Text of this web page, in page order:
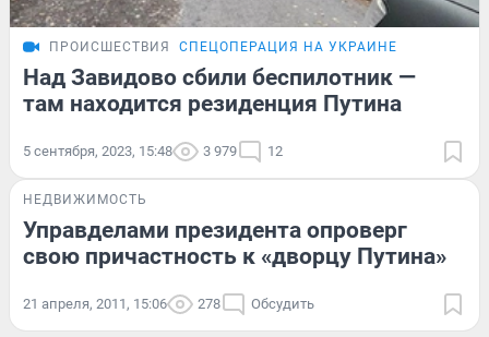
ПРОИСШЕСТВИЯ СПЕЦОПЕРАЦИЯ НА УКРАИНЕ
Над Завидово сбили беспилотник —
там находится резиденция Путина
5 сентября, 2023, 15:48 3 979 12
НЕДВИЖИМОСТЬ
Управделами президента опроверг
свою причастность к «дворцу Путина»
21 апреля, 2011, 15:06 278 Обсудить